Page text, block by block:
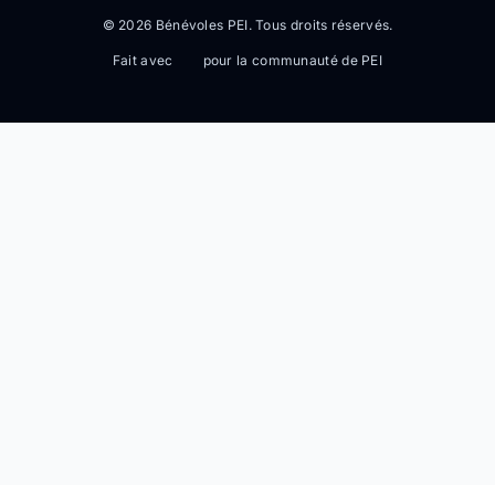
© 2026 Bénévoles PEI. Tous droits réservés.
Fait avec pour la communauté de PEI